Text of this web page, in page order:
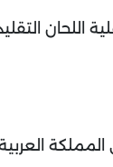
اللحان